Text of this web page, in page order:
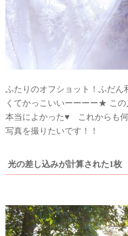
ふたりのオフショット！ふだん
くてかっこいいーーーー★ こ
本当によかった♥ これからも
写真を撮りたいです！！
光の差し込みが計算された1枚